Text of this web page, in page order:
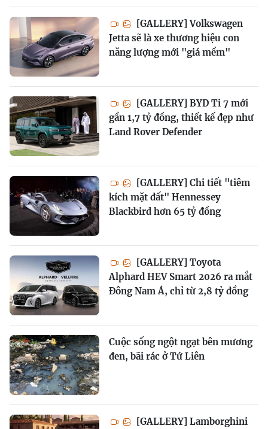
[GALLERY] Volkswagen
Jetta sẽ là xe thương hiệu con
năng lượng mới "giá mềm"
[GALLERY] BYD Ti 7 mới
gần 1,7 tỷ đồng, thiết kế đẹp như
Land Rover Defender
[GALLERY] Chi tiết "tiêm
kích mặt đất" Hennessey
Blackbird hơn 65 tỷ đồng
[GALLERY] Toyota
Alphard HEV Smart 2026 ra mắt
Đông Nam Á, chỉ từ 2,8 tỷ đồng
Cuộc sống ngột ngạt bên mương
đen, bãi rác ở Tứ Liên
[GALLERY] Lamborghini